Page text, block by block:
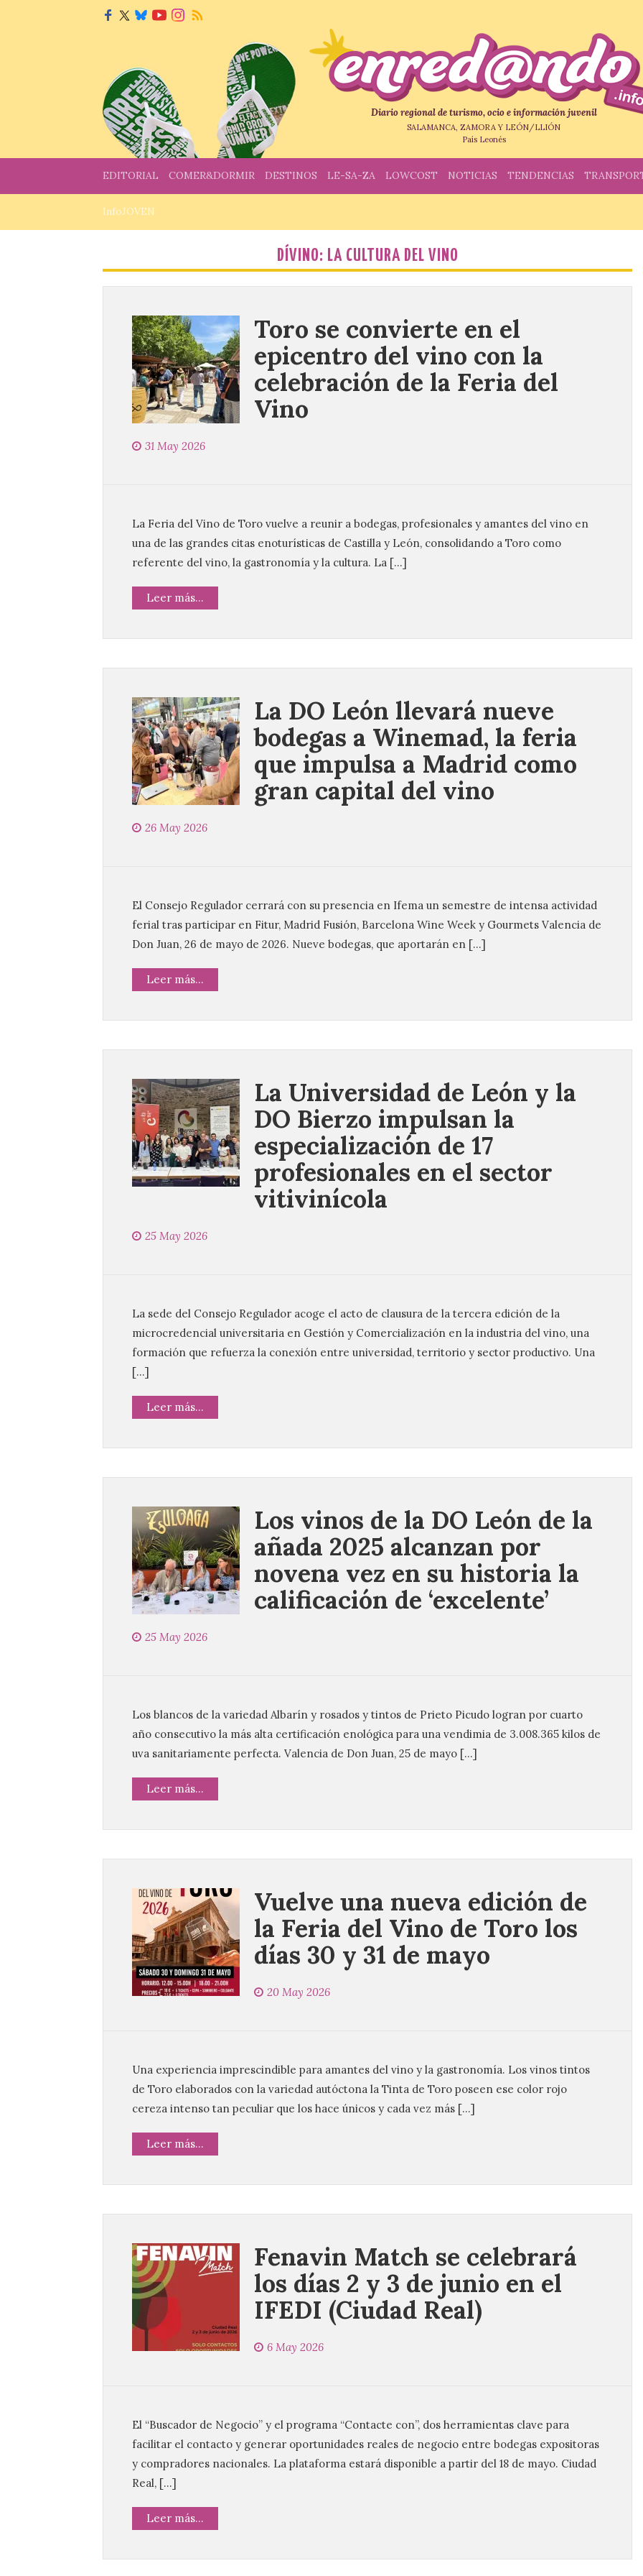
Diario regional de turismo, ocio e información juvenil
SALAMANCA, ZAMORA Y LEÓN/LLIÓN
País Leonés
EDITORIAL COMER&DORMIR DESTINOS LE-SA-ZA LOWCOST NOTICIAS TENDENCIAS
InfoJOVEN
DÍVINO: LA CULTURA DEL VINO
Toro se convierte en el
epicentro del vino con la
celebración de la Feria del
Vino
31 May 2026
La Feria del Vino de Toro vuelve a reunir a bodegas, profesionales y amantes del vino en
una de las grandes citas enoturísticas de Castilla y León, consolidando a Toro como
referente del vino, la gastronomía y la cultura. La […]
Leer más...
La DO León llevará nueve
bodegas a Winemad, la feria
que impulsa a Madrid como
gran capital del vino
26 May 2026
El Consejo Regulador cerrará con su presencia en Ifema un semestre de intensa actividad
ferial tras participar en Fitur, Madrid Fusión, Barcelona Wine Week y Gourmets Valencia de
Don Juan, 26 de mayo de 2026. Nueve bodegas, que aportarán en […]
Leer más...
La Universidad de León y la
DO Bierzo impulsan la
especialización de 17
profesionales en el sector
vitivinícola
25 May 2026
La sede del Consejo Regulador acoge el acto de clausura de la tercera edición de la
microcredencial universitaria en Gestión y Comercialización en la industria del vino, una
formación que refuerza la conexión entre universidad, territorio y sector productivo. Una
[…]
Leer más...
Los vinos de la DO León de la
añada 2025 alcanzan por
novena vez en su historia la
calificación de ‘excelente’
25 May 2026
Los blancos de la variedad Albarín y rosados y tintos de Prieto Picudo logran por cuarto
año consecutivo la más alta certificación enológica para una vendimia de 3.008.365 kilos de
uva sanitariamente perfecta. Valencia de Don Juan, 25 de mayo […]
Leer más...
Vuelve una nueva edición de
la Feria del Vino de Toro los
días 30 y 31 de mayo
20 May 2026
Una experiencia imprescindible para amantes del vino y la gastronomía. Los vinos tintos
de Toro elaborados con la variedad autóctona la Tinta de Toro poseen ese color rojo
cereza intenso tan peculiar que los hace únicos y cada vez más […]
Leer más...
Fenavin Match se celebrará
los días 2 y 3 de junio en el
IFEDI (Ciudad Real)
6 May 2026
El “Buscador de Negocio” y el programa “Contacte con”, dos herramientas clave para
facilitar el contacto y generar oportunidades reales de negocio entre bodegas expositoras
y compradores nacionales. La plataforma estará disponible a partir del 18 de mayo. Ciudad
Real, […]
Leer más...